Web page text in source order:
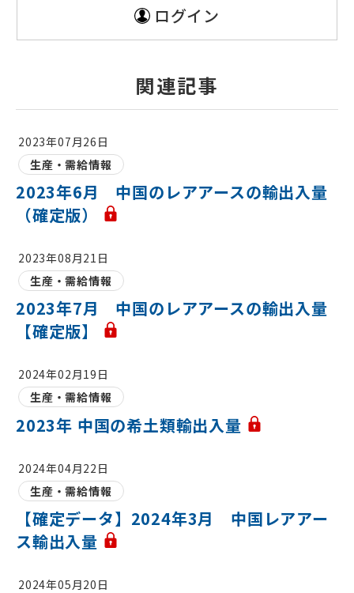
ログイン
関連記事
2023年07月26日
生産・需給情報
2023年6月 中国のレアアースの輸出入量
（確定版）
2023年08月21日
生産・需給情報
2023年7月 中国のレアアースの輸出入量
【確定版】
2024年02月19日
生産・需給情報
2023年 中国の希土類輸出入量
2024年04月22日
生産・需給情報
【確定データ】2024年3月 中国レアアー
ス輸出入量
2024年05月20日